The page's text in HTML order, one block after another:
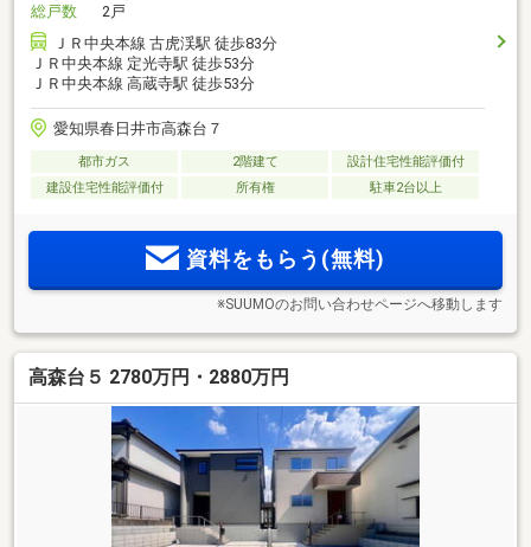
総戸数
2戸
ＪＲ中央本線 古虎渓駅 徒歩83分
ＪＲ中央本線 定光寺駅 徒歩53分
ＪＲ中央本線 高蔵寺駅 徒歩53分
愛知県春日井市高森台７
都市ガス 2階建て
設計住宅性能評価付
建設住宅性能評価付
所有権 駐車2台以上
資料をもらう(無料)
※SUUMOのお問い合わせページへ移動します
高森台５ 2780万円・2880万円